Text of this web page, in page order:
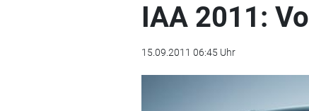
IAA 2011:
15.09.2011 06:45 Uhr